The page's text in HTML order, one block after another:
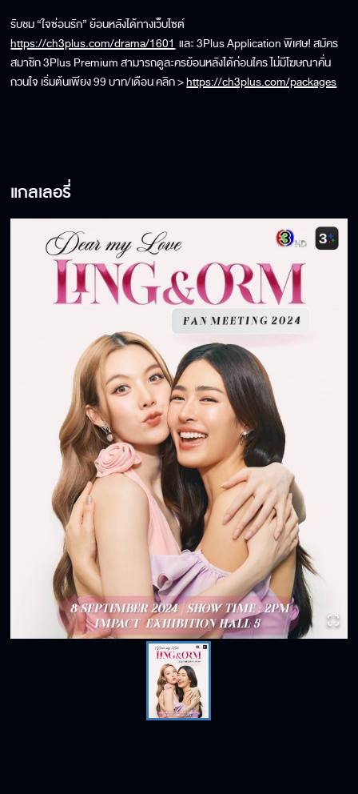
รับชม “ใจซ่อนรัก” ย้อนหลังได้ทางเว็บไซต์
https://ch3plus.com/drama/1601และ 3Plus Application พิเศษ! สมัคร
สมาชิก 3Plus Premium สามารถดูละครย้อนหลังได้ก่อนใคร ไม่มีโฆษณาคั่น
กวนใจ เริ่มต้นเพียง 99 บาท/เดือน คลิก >https://ch3plus.com/packages
แกลเลอรี่